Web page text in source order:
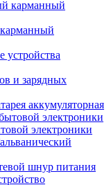
устройства
и зарядных
аккумуляторная
электроники
шнур питания